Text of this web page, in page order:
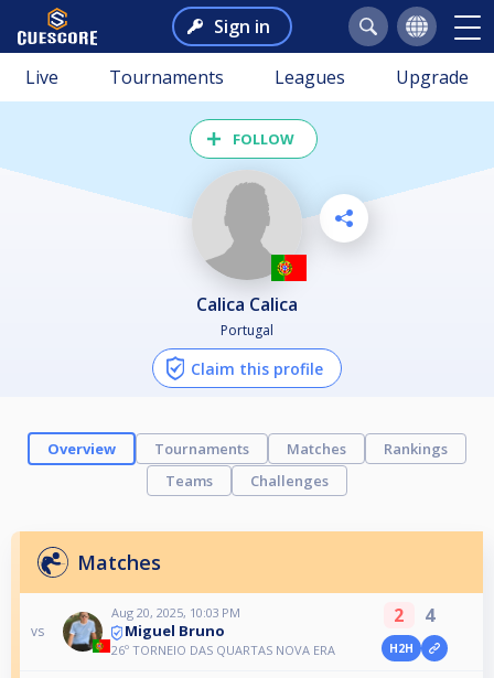
Sign in
Live Tournaments Leagues Upgrade
FOLLOW
Calica Calica
Portugal
Claim this profile
Overview Tournaments Matches
Rankings
Teams
Challenges
Matches
vs
Aug 20, 2025, 10:03 PM
Miguel Bruno
26º TORNEIO DAS QUARTAS NOVA ERA
2 4
H2H